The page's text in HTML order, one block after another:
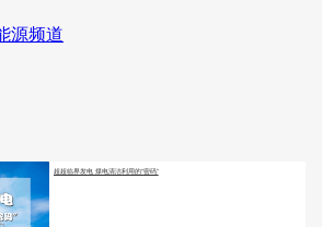
源频道
超超临界发电 煤电清洁利用的“密码”